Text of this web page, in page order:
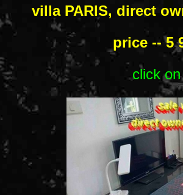
villa PARIS, direct
price -- 5
click